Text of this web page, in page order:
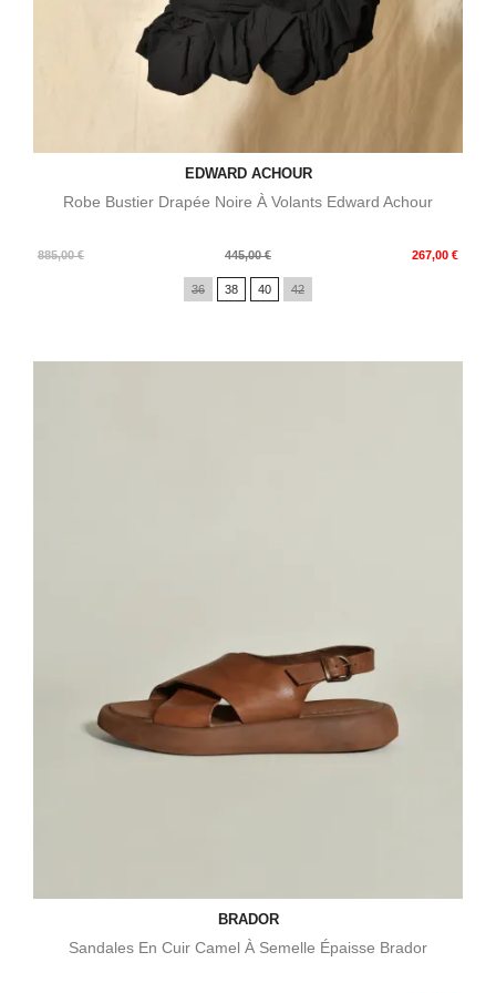
EDWARD ACHOUR
Robe Bustier Drapée Noire À Volants Edward Achour
885,00 €
Prix
445,00 € 267,00 €
Prix
36 38 40 42
BRADOR
Sandales En Cuir Camel À Semelle Épaisse Brador